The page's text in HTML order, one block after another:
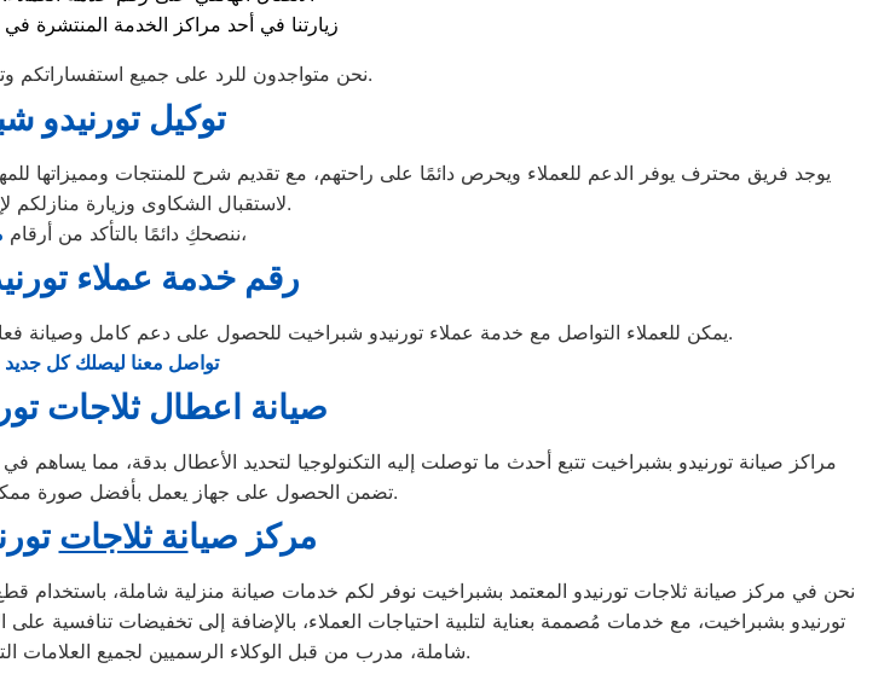
زيارتنا في أحد مراكز الخدمة المنتشرة
نحن متواجدون للرد على جميع استفساراتكم وتقديم الدعم الفني في أي وقت.
توكيل تورنيدو
لاستقبال الشكاوى وزيارة منازلكم لإجراء الصيانة اللازمة.
. ننصحكِ دائمًا بالتأكد من أرقام،
رقم خدمة عملاء
يمكن للعملاء التواصل مع خدمة عملاء تورنيدو شبراخيت للحصول على دعم كامل وصيانة فعالة لجميع أجهزة تورنيدو الكهربائية بالاعتماد على قطع الغيار الأصلية المتوفرة.
تواصل معنا ليصلك كل جديد
صيانة اعطال ثلاجات
مراكز صيانة تورنيدو بشبراخيت تتبع أحدث ما توصلت إليه التكنولوجيا لتحديد الأعطال بدقة، مما يساهم في
تضمن الحصول على جهاز يعمل بأفضل صورة ممكنة، ليعزز الثقة والرضا بين العملاء.
مركز صيانة ثلاجات
نحن في مركز صيانة ثلاجات تورنيدو المعتمد بشبراخيت نوفر لكم خدمات صيانة منزلية شاملة، باستخدام
تورنيدو بشبراخيت، مع خدمات مُصممة بعناية لتلبية احتياجات العملاء، بالإضافة إلى تخفيضات تنافسية
شاملة، مدرب من قبل الوكلاء الرسميين لجميع العلامات التجارية، مما يضمن تقديم خدمة عالية الجودة.